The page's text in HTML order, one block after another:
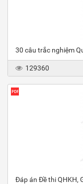
30 câu trắc nghiệm
129360
Đáp án Đề thi QHKH,